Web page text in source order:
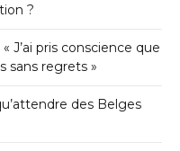
?
J’ai pris conscience que
sans regrets »
des Belges